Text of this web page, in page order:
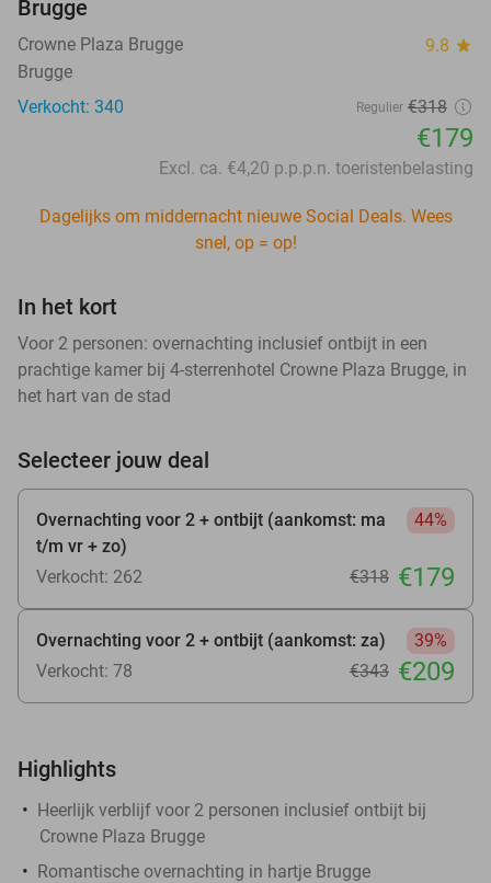
Brugge
Crowne Plaza Brugge 9.8 star
Brugge
Verkocht: 340
Regulier €318
€179
Excl. ca. €4,20 p.p.p.n. toeristenbelasting
Dagelijks om middernacht nieuwe Social Deals. Wees
snel, op = op!
In het kort
Voor 2 personen: overnachting inclusief ontbijt in een
prachtige kamer bij 4-sterrenhotel Crowne Plaza Brugge, in
het hart van de stad
Selecteer jouw deal
Overnachting voor 2 + ontbijt (aankomst: ma
t/m vr + zo)
44%
Verkocht: 262 €318 €179
Overnachting voor 2 + ontbijt (aankomst: za)
39%
Verkocht: 78
€343 €209
Highlights
Heerlijk verblijf voor 2 personen inclusief ontbijt bij
Crowne Plaza Brugge
Romantische overnachting in hartje Brugge